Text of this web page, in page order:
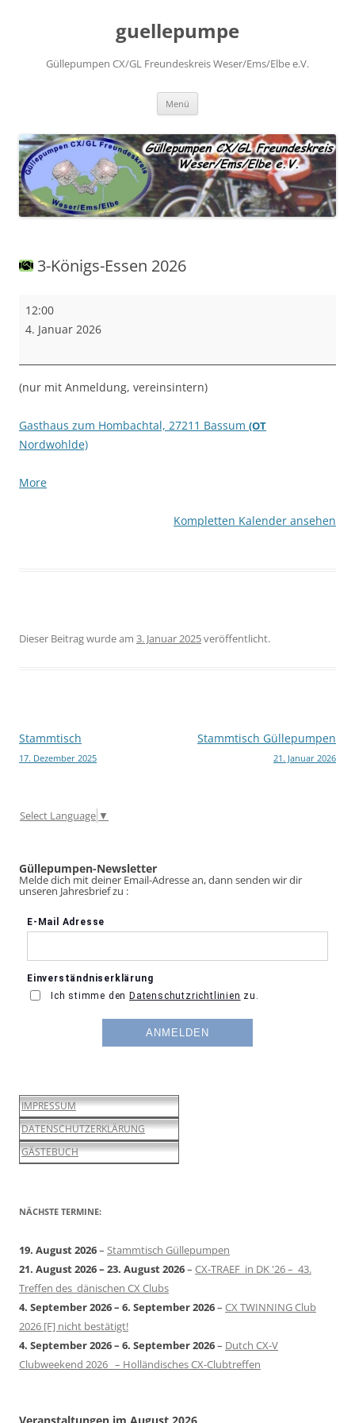
guellepumpe
Güllepumpen CX/GL Freundeskreis Weser/Ems/Elbe e.V.
Menü
3-Königs-Essen 2026
3-
Königs-
Essen
12:00
4. Januar 2026
(nur mit Anmeldung, vereinsintern)
Gasthaus zum Hombachtal, 27211 Bassum (OT
Nordwohlde)
Moreabout
Kompletten Kalender ansehen
Dieser Beitrag wurde am 3. Januar 2025veröffentlicht.
Beitragsnavigation
Stammtisch
17. Dezember 2025
Stammtisch Güllepumpen
21. Januar 2026
Select Language ▼
Güllepumpen-Newsletter
Melde dich mit deiner Email-Adresse an, dann senden wir dir
unseren Jahresbrief zu :
IMPRESSUM
DATENSCHUTZERKLÄRUNG
GÄSTEBUCH
NÄCHSTE TERMINE:
19. August 2026– Stammtisch Güllepumpen
21. August 2026– 23. August 2026– CX-TRAEF in DK '26 – 43.
Treffen des dänischen CX Clubs
4. September 2026– 6. September 2026– CX TWINNING Club
2026 [F] nicht bestätigt!
4. September 2026– 6. September 2026– Dutch CX-V
Clubweekend 2026 – Holländisches CX-Clubtreffen